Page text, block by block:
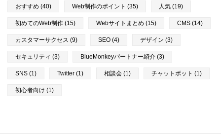
おすすめ (40) Web制作のポイント (35) 人気 (19)
初めてのWeb制作 (15) Webサイトまとめ (15) CMS (14)
カスタマーサクセス (9) SEO (4) デザイン (3)
セキュリティ (3) BlueMonkeyパートナー紹介 (3)
SNS (1) Twitter (1) 相談会 (1) チャットボット (1)
初心者向け (1)